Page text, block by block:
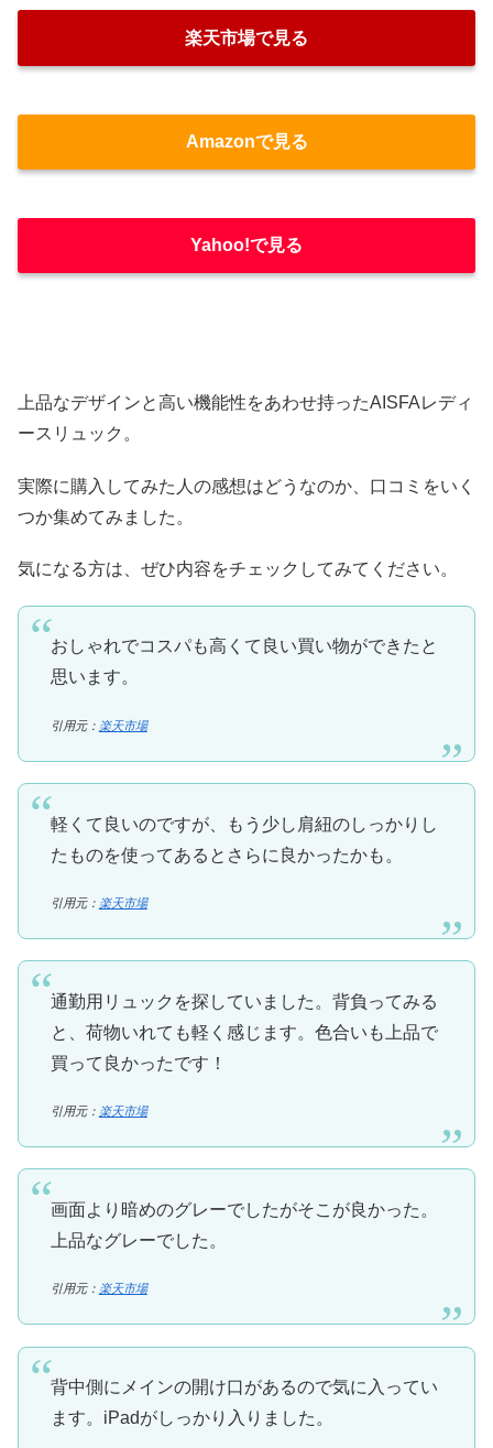
楽天市場で見る
Amazonで見る
Yahoo!で見る
上品なデザインと高い機能性をあわせ持ったAISFAレディ
ースリュック。
実際に購入してみた人の感想はどうなのか、口コミをいく
つか集めてみました。
気になる方は、ぜひ内容をチェックしてみてください。
おしゃれでコスパも高くて良い買い物ができたと
思います。
引用元： 楽天市場
軽くて良いのですが、もう少し肩紐のしっかりし
たものを使ってあるとさらに良かったかも。
引用元： 楽天市場
通勤用リュックを探していました。背負ってみる
と、荷物いれても軽く感じます。色合いも上品で
買って良かったです！
引用元： 楽天市場
画面より暗めのグレーでしたがそこが良かった。
上品なグレーでした。
引用元： 楽天市場
背中側にメインの開け口があるので気に入ってい
ます。iPadがしっかり入りました。